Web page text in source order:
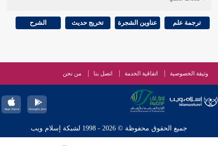
ترجمة علم عناوين الشجرة تخريج حديث الشرح
وثيقة الخصوصية اتفاقية الخدمة اتصل بنا من نحن
جميع الحقوق محفوظة © 2026 - 1998 لشبكة إسلام ويب